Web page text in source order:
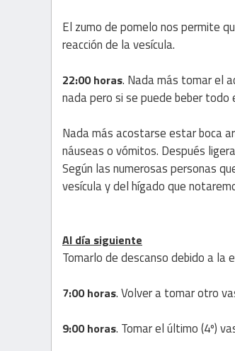
El zumo de pomelo nos permite
reacción de la vesícula.
22:00 horas. Nada más tomar el
nada pero si se puede beber todo
Nada más acostarse estar boca
náuseas o vómitos. Después
Según las numerosas personas
vesícula y del hígado que
Al día siguiente
Tomarlo de descanso debido a la
7:00 horas. Volver a tomar otro
9:00 horas. Tomar el último (4º)